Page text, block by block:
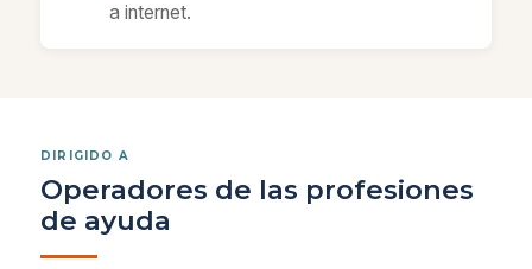
a internet.
DIRIGIDO A
Operadores de las profesiones
de ayuda